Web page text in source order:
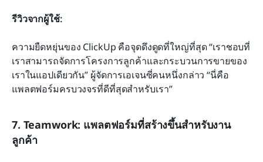
รีวิวจากผู้ใช้:
ความยืดหยุ่นของ ClickUp คือจุดดึงดูดที่ใหญ่ที่สุด “เราชอบที่
เราสามารถจัดการโครงการลูกค้าและกระบวนการขายของ
เราในแอปเดียวกัน” ผู้จัดการเอเจนซี่คนหนึ่งกล่าว “นี่คือ
แพลตฟอร์มครบวงจรที่ดีที่สุดสำหรับเรา”
7. Teamwork: แพลตฟอร์มที่สร้างขึ้นสำหรับงาน
ลูกค้า